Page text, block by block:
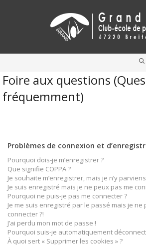
Foire aux questions
fréquemment)
Problèmes de connexion et
Pourquoi dois-je m’enregistrer ?
Que signifie COPPA ?
Je souhaite m’enregistrer, mais je n’y
Je suis enregistré mais je ne peux pas me
Pourquoi ne puis-je pas me connecter ?
Je me suis enregistré par le passé mais je ne
connecter ?!
J’ai perdu mon mot de passe !
Pourquoi suis-je automatiquement
À quoi sert « Supprimer les cookies » ?